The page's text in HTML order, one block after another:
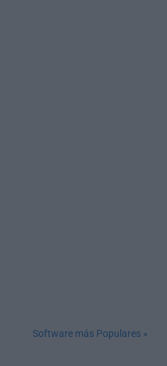
Software más Populares »